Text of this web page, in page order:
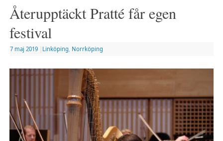
Återupptäckt Pratté får egen
festival
7 maj 2019 Linköping Norrköping